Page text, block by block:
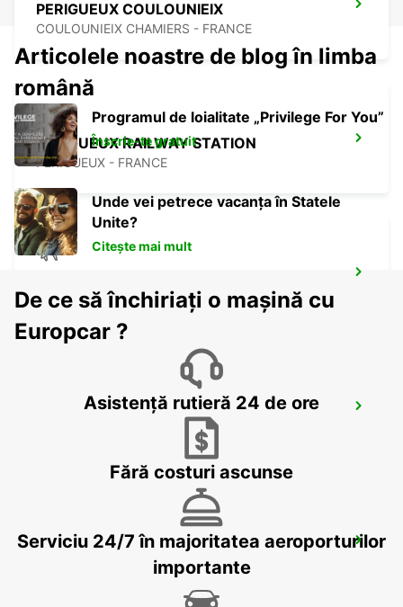
PERIGUEUX COULOUNIEIX
COULOUNIEIX CHAMIERS - FRANCE
PERIGUEUX RAILWAY STATION
PERIGUEUX - FRANCE
BERGERAC - FRANCE
BERGERAC RAILWAY STATION
FIGEAC
Articolele noastre de blog în limba
română
Programul de loialitate „Privilege For You”
Înscrie-te gratuit
Unde vei petrece vacanța în Statele
Unite?
Citește mai mult
De ce să închiriați o mașină cu
Europcar ?
Asistență rutieră 24 de ore
Fără costuri ascunse
Serviciu 24/7 în majoritatea aeroporturilor
importante